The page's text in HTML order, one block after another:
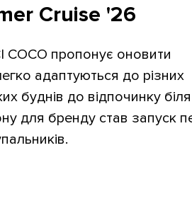
Cruise '26
COCO пропонує оновити
адаптуються до різних
буднів до відпочинку
для бренду став запуск